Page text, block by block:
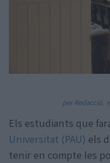
Amb la col·laboració de:
per Redacció
Els estudiants que
Universitat (PAU) els
tenir en compte les